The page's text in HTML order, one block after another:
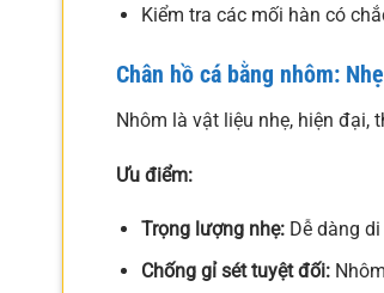
Kiểm tra các mối hàn có
Chân hồ cá bằng nhôm:
Nhôm là vật liệu nhẹ, hiện đại,
Ưu điểm:
Trọng lượng nhẹ:Dễ dàng di
Chống gỉ sét tuyệt đối: